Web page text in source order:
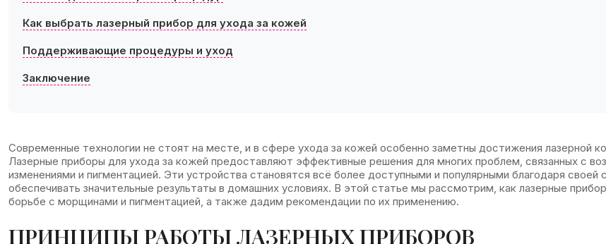
Как выбрать лазерный прибор для ухода за кожей
Поддерживающие процедуры и уход
Заключение
Современные технологии не стоят на месте, и в сфере ухода за кожей особенно заметны достижения лазерной
Лазерные приборы для ухода за кожей предоставляют эффективные решения для многих проблем, связанных с
изменениями и пигментацией. Эти устройства становятся всё более доступными и популярными благодаря своей
обеспечивать значительные результаты в домашних условиях. В этой статье мы рассмотрим, как лазерные
борьбе с морщинами и пигментацией, а также дадим рекомендации по их применению.
ПРИНЦИПЫ РАБОТЫ ЛАЗЕРНЫХ ПРИБОРОВ